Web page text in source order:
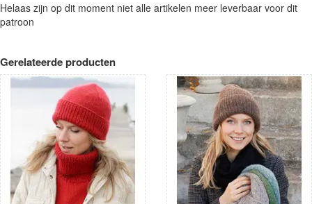
Helaas zijn op dit moment niet alle artikelen meer leverbaar voor dit
patroon
Gerelateerde producten